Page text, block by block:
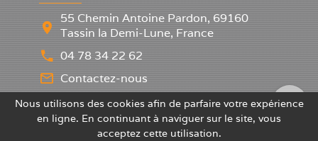
55 Chemin Antoine Pardon, 69160
Tassin la Demi-Lune, France
04 78 34 22 62
Contactez-nous
JOUFFROY MANUTENTION
Nous utilisons des cookies afin de parfaire votre expérience
en ligne. En continuant à naviguer sur le site, vous
acceptez cette utilisation.